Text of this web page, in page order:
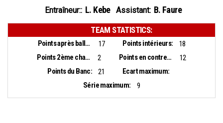
Entraîneur:: L. Kebe Assistant: B. Faure
TEAM STATISTICS:
Points après balles perdues: 17 Points intérieurs:
18
Points 2ème chance:
2 Points en contre-attaque:
12
Points du Banc:
21
Ecart maximum:
Série maximum:
9